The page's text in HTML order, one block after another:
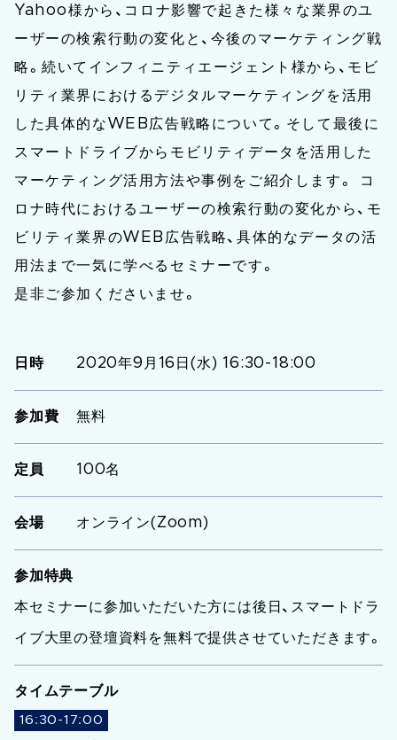
Yahoo様から、コロナ影響で起きた様々な業界のユ
ーザーの検索行動の変化と、今後のマーケティング戦
略。続いてインフィニティエージェント様から、モビ
リティ業界におけるデジタルマーケティングを活用
した具体的なWEB広告戦略について。そして最後に
スマートドライブからモビリティデータを活用した
マーケティング活用方法や事例をご紹介します。 コ
ロナ時代におけるユーザーの検索行動の変化から、モ
ビリティ業界のWEB広告戦略、具体的なデータの活
用法まで一気に学べるセミナーです。
是非ご参加くださいませ。
日時 2020年9月16日(水) 16:30-18:00
参加費 無料
定員 100名
会場 オンライン(Zoom)
参加特典
本セミナーに参加いただいた方には後日、スマートドラ
イブ大里の登壇資料を無料で提供させていただきます。
タイムテーブル
16:30-17:00